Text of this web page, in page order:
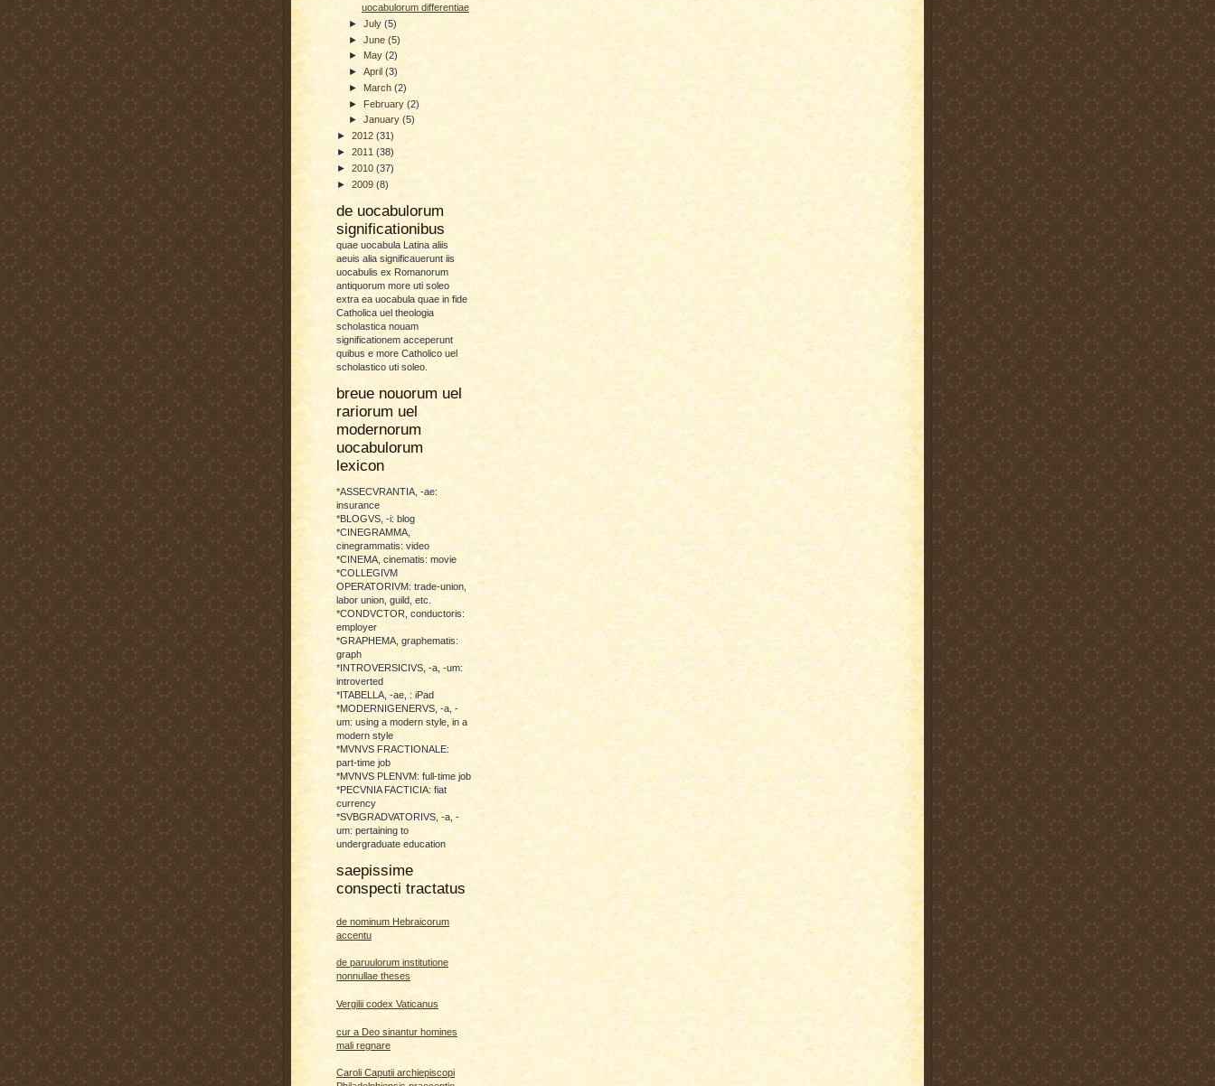
uocabulorum differentiae
►July(5)
►June(5)
► May(2)
►April(3)
►March(2)
►February(2)
►January(5)
► 2012 (31)
► 2011 (38)
► 2010 (37)
► 2009 (8)
de uocabulorum
significationibus
quae uocabula Latina aliis
aeuis alia significauerunt iis
uocabulis ex Romanorum
antiquorum more uti soleo
extra ea uocabula quae in fide
Catholica uel theologia
scholastica nouam
significationem acceperunt
quibus e more Catholico uel
scholastico uti soleo.
breue nouorum uel
rariorum uel
modernorum
uocabulorum
lexicon
*ASSECVRANTIA, -ae:
insurance
*BLOGVS, -i: blog
*CINEGRAMMA,
cinegrammatis: video
*CINEMA, cinematis: movie
*COLLEGIVM
OPERATORIVM: trade-union,
labor union, guild, etc.
*CONDVCTOR, conductoris:
employer
*GRAPHEMA, graphematis:
graph
*INTROVERSICIVS, -a, -um:
introverted
*ITABELLA, -ae, : iPad
*MODERNIGENERVS, -a, -
um: using a modern style, in a
modern style
*MVNVS FRACTIONALE:
part-time job
*MVNVS PLENVM: full-time job
*PECVNIA FACTICIA: fiat
currency
*SVBGRADVATORIVS, -a, -
um: pertaining to
undergraduate education
saepissime
conspecti tractatus
de nominum Hebraicorum
accentu
de paruulorum institutione
nonnullae theses
Vergilii codex Vaticanus
cur a Deo sinantur homines
mali regnare
Caroli Caputii archiepiscopi